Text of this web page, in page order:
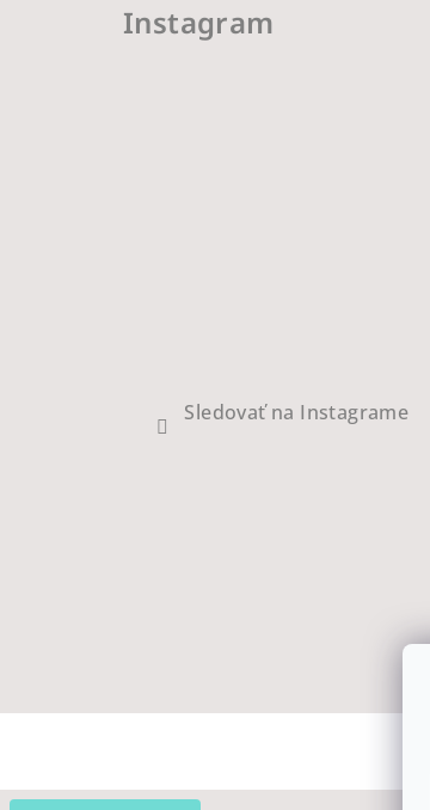
Instagram
Sledovať na Instagrame